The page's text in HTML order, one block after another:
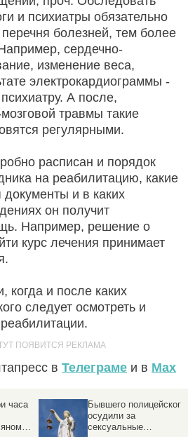
и психиатры обязательно
болезней, тем более
сердечно-
изменение веса,
электрокардиограммы -
А после,
травмы такие
регулярными.
расписан и порядок
на реабилитацию, какие
и в каких
он получит
Например, решение о
курс лечения принимает
когда и после каких
следует осмотреть и
в Телеграме и в Max
часа
Бывшего полицейского
осудили за
сексуальные